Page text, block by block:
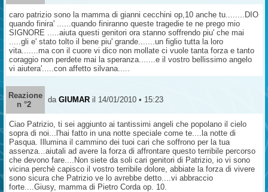
caro patrizio sono la mamma di gianni cecchini op,10 anche tu........DIO
quando finira' ......quando finiranno queste tragedie te ne prego mio
SIGNORE .....aiuta questi genitori ora stanno soffrendo piu' che mai
.....gli e' stato tolto il bene piu' grande.......un figlio tutta la loro
vita.......ma con il cuore vi dico non mollate ci vuole tanta forza e tanto
coraggio non perdete mai la speranza.......e il vostro bellissimo angelo
vi aiutera'.....con affetto silvana.....
Reazione
n °2
da GIUMAR il 14/01/2010 • 15:23
Ciao Patrizio, ti sei aggiunto ai tantissimi angeli che popolano il cielo
sopra di noi...l'hai fatto in una notte speciale come te....la notte di
Pasqua. Illumina il cammino dei tuoi cari che soffrono per la tua
assenza...aiutali ad avere la forza di affrontare questo terribile percorso
che devono fare....Non siete da soli cari genitori di Patrizio, io vi sono
vicina perchè capisco il vostro terribile dolore, abbiate la forza di vivere
sono sicura che Patrizio ve lo avrebbe detto....vi abbraccio
forte....Giusy, mamma di Pietro Corda op. 10.